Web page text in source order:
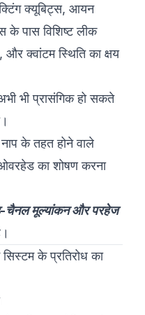
क्यूबिट्स, आयन
के पास विशिष्ट लीक
और क्वांटम स्थिति का क्षय
भी प्रासंगिक हो सकते
के तहत होने वाले
का शोषण करना
चैनल मूल्यांकन और परहेज
के प्रतिरोध का